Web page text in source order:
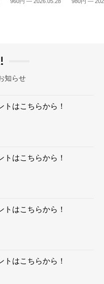
知らせ
トはこちらから！
トはこちらから！
トはこちらから！
トはこちらから！